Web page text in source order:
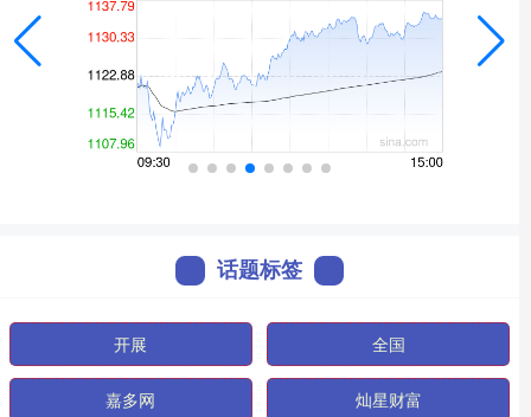
话题标签
开展 全国
嘉多网 灿星财富